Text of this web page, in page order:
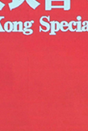
展
式主題歌《心